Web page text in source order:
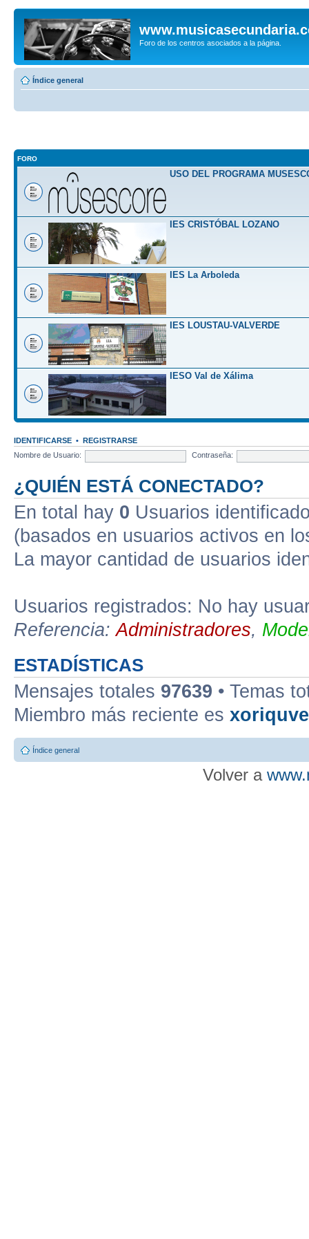
Foro de los centros asociados a la página.
Índice general
FORO
USO DEL PROGRAMA
IES CRISTÓBAL LOZANO
IES La Arboleda
IES LOUSTAU-VALVERDE
IESO Val de Xálima
IDENTIFICARSE • REGISTRARSE
Nombre de Usuario:
Contraseña:
¿QUIÉN ESTÁ CONECTADO?
En total hay 0 Usuarios
(basados en usuarios activos en
La mayor cantidad de usuarios
Usuarios registrados: No hay
Referencia:Administradores,
ESTADÍSTICAS
Mensajes totales 97639 • Temas
Miembro más reciente es
Índice general
Volver a